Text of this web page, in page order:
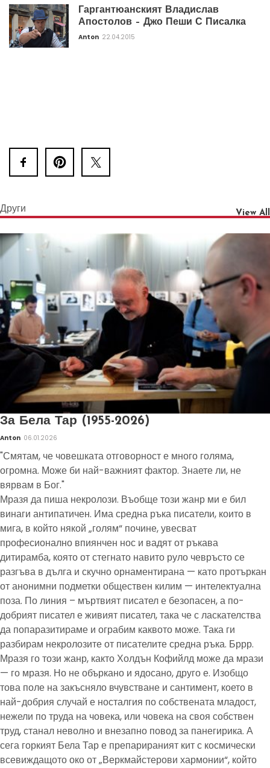
Гаргантюанският Владислав
Апостолов – Джо Пеши С Писалка
Anton 22.04.2015
Други View All
За Бела Тар (1955-2026)
Anton 06.01.2026
"Смятам, че човешката отговорност е много голяма,
огромна. Може би най-важният фактор. Знаете ли, не
вярвам в Бог."
Мразя да пиша некролози. Въобще този жанр ми е бил
винаги антипатичен. Има средна ръка писатели, които в
мига, в който някой „голям“ почине, увесват
професионално впиянчен нос и вадят от ръкава
дитирамба, която от стегнато навито руло чевръсто се
разгъва в дълга и скучно орнаментирана — като протъркан
от анонимни подметки обществен килим — интелектуална
поза. По линия – мъртвият писател е безопасен, а по-
добрият писател е живият писател, така че с ласкателства
да попаразитираме и ограбим каквото може. Така ги
разбирам некролозите от писателите средна ръка. Бррр.
Мразя го този жанр, както Холдън Кофийлд може да мрази
— го мразя. Но не объркано и ядосано, друго е. Изобщо
това поле на закъсняло вчувстване и сантимент, което в
най-добрия случай е носталгия по собствената младост,
нежели по труда на човека, или човека на своя собствен
труд, станал неволно и внезапно повод за панегирика. А
сега горкият Бела Тар е препарираният кит с космически
всевиждащото око от „Веркмайстерови хармонии“, който